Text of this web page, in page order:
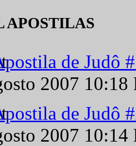
APOSTILAS
de Judô
2007
de Judô
2007